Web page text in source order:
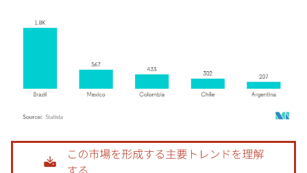
画像 © Mordor Intelligence。再利用にはCC BY 4.0の表示が必要です。